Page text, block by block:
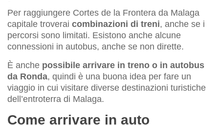
Per raggiungere Cortes de la Frontera da Malaga
capitale troverai combinazioni di treni, anche se i
percorsi sono limitati. Esistono anche alcune
connessioni in autobus, anche se non dirette.
È anche possibile arrivare in treno o in autobus
da Ronda, quindi è una buona idea per fare un
viaggio in cui visitare diverse destinazioni turistiche
dell’entroterra di Malaga.
Come arrivare in auto